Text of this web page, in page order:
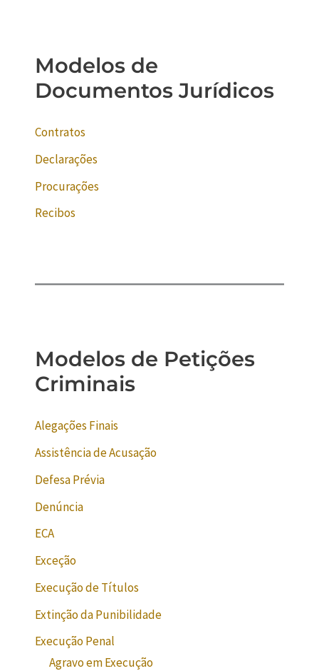
Modelos de
Documentos Jurídicos
Contratos
Declarações
Procurações
Recibos
Modelos de Petições
Criminais
Alegações Finais
Assistência de Acusação
Defesa Prévia
Denúncia
ECA
Exceção
Execução de Títulos
Extinção da Punibilidade
Execução Penal
Agravo em Execução